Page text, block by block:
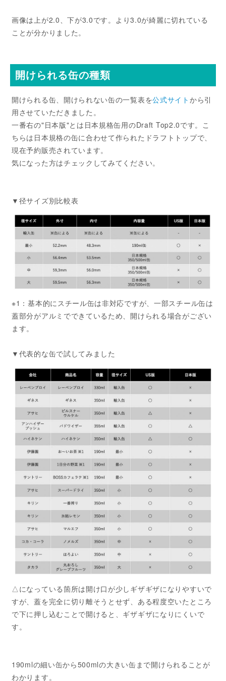
画像は上が2.0、下が3.0です。より3.0が綺麗に切れている
ことが分かりました。
開けられる缶の種類
開けられる缶、開けられない缶の一覧表を公式サイト から引
用させていただきました。
一番右の"日本版"とは日本規格缶用のDraft Top2.0です。こ
ちらは日本規格の缶に合わせて作られたドラフトトップで、
現在予約販売されています。
気になった方はチェックしてみてください。
▼径サイズ別比較表
※1：基本的にスチール缶は非対応ですが、一部スチール缶は
蓋部分がアルミでできているため、開けられる場合がござい
ます。
▼代表的な缶で試してみました
△になっている箇所は開け口が少しギザギザになりやすいで
すが、蓋を完全に切り離そうとせず、ある程度空いたところ
で下に押し込むことで開けると、ギザギザになりにくいで
す。
190mlの細い缶から500mlの大きい缶まで開けられることが
わかります。